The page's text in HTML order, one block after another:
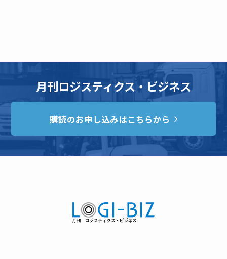
月刊ロジスティクス・ビジネス
購読のお申し込みはこちらから